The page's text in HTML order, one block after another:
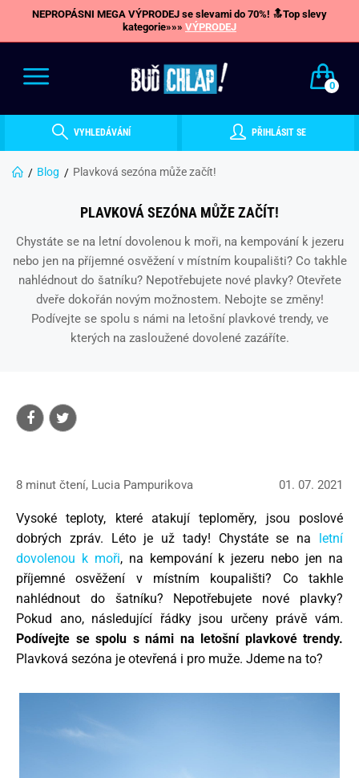
NEPROPÁSNI MEGA VÝPRODEJ se slevami do 70%! 🔝Top slevy
kategorie»»» VÝPRODEJ
0
VYHLEDÁVÁNÍ PŘIHLÁSIT SE
Blog Plavková sezóna může začít!
PLAVKOVÁ SEZÓNA MŮŽE ZAČÍT!
Chystáte se na letní dovolenou k moři, na kempování k jezeru
nebo jen na příjemné osvěžení v místním koupališti? Co takhle
nahlédnout do šatníku? Nepotřebujete nové plavky? Otevřete
dveře dokořán novým možnostem. Nebojte se změny!
Podívejte se spolu s námi na letošní plavkové trendy, ve
kterých na zasloužené dovolené zazáříte.
8 minut čtení, Lucia Pampurikova 01. 07. 2021
Vysoké teploty, které atakují teploměry, jsou poslové
dobrých zpráv. Léto je už tady! Chystáte se na letní
dovolenou k moři, na kempování k jezeru nebo jen na
příjemné osvěžení v místním koupališti? Co takhle
nahlédnout do šatníku? Nepotřebujete nové plavky?
Pokud ano, následující řádky jsou určeny právě vám.
Podívejte se spolu s námi na letošní plavkové trendy.
Plavková sezóna je otevřená i pro muže. Jdeme na to?